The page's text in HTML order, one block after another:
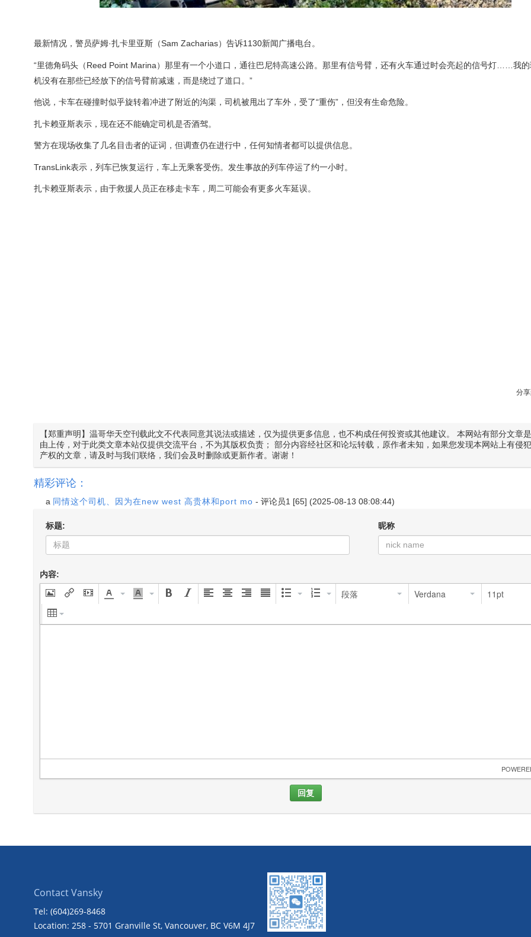
最新情况，警员萨姆·扎卡里亚斯（Sam Zacharias）告诉1130新闻广播电台。
“里德角码头（Reed Point Marina）那里有一个小道口，通往巴尼特高速公路。那里有信号臂，还有火车通过时会亮起的信号灯……我
机没有在那些已经放下的信号臂前减速，而是绕过了道口。”
他说，卡车在碰撞时似乎旋转着冲进了附近的沟渠，司机被甩出了车外，受了“重伤”，但没有生命危险。
扎卡赖亚斯表示，现在还不能确定司机是否酒驾。
警方在现场收集了几名目击者的证词，但调查仍在进行中，任何知情者都可以提供信息。
TransLink表示，列车已恢复运行，车上无乘客受伤。发生事故的列车停运了约一小时。
扎卡赖亚斯表示，由于救援人员正在移走卡车，周二可能会有更多火车延误。
分
【郑重声明】温哥华天空刊载此文不代表同意其说法或描述，仅为提供更多信息，也不构成任何投资或其他建议。 本网站有部分文章
由上传，对于此类文章本站仅提供交流平台，不为其版权负责； 部分内容经社区和论坛转载，原作者未知，如果您发现本网站上有侵
产权的文章，请及时与我们联络，我们会及时删除或更新作者。谢谢！
精彩评论：
a 同情这个司机、因为在new west 高贵林和port mo - 评论员1 [65] (2025-08-13 08:08:44)
标题: 昵称
内容:
段落 Verdana 11pt
回复
Contact Vansky
Tel: (604)269-8468
Location: 258 - 5701 Granville St, Vancouver, BC V6M 4J7